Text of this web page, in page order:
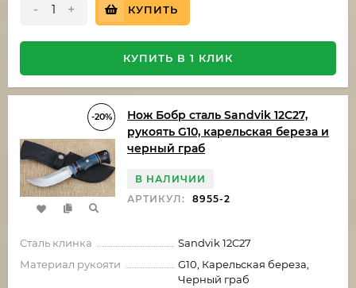
- + КУПИТЬ
КУПИТЬ В 1 КЛИК
-20%
Нож Бобр сталь Sandvik 12C27,
рукоять G10, карельская береза и
черный граб
В НАЛИЧИИ
АРТИКУЛ:
8955-2
Сталь клинка
Sandvik 12C27
Материал рукояти
G10, Карельская береза,
Черный граб